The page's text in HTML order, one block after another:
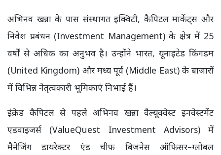
अभिनव खन्ना के पास संस्थागत इक्विटी, कैपिटल मार्केट्स और
निवेश प्रबंधन (Investment Management) के क्षेत्र में 25
वर्षों से अधिक का अनुभव है। उन्होंने भारत, यूनाइटेड किंगडम
(United Kingdom) और मध्य पूर्व (Middle East) के बाजारों
में विभिन्न नेतृत्वकारी भूमिकाएं निभाई हैं।
इंक्रेड कैपिटल से पहले अभिनव खन्ना वैल्यूक्वेस्ट इनवेस्टमेंट
एडवाइजर्स (ValueQuest Investment Advisors) में
मैनेजिंग डायरेक्टर एंड चीफ बिजनेस ऑफिसर–ग्लोबल